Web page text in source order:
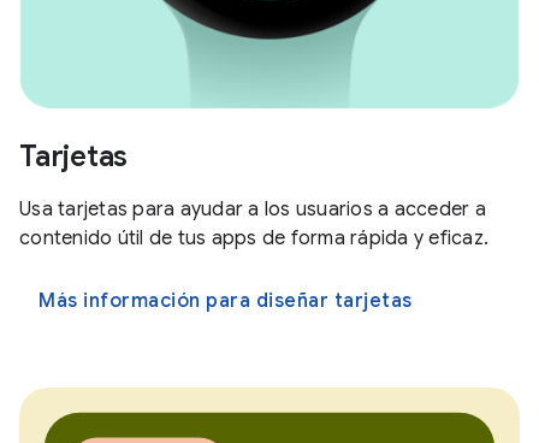
Tarjetas
Usa tarjetas para ayudar a los usuarios a acceder a
contenido útil de tus apps de forma rápida y eficaz.
Más información para diseñar tarjetas